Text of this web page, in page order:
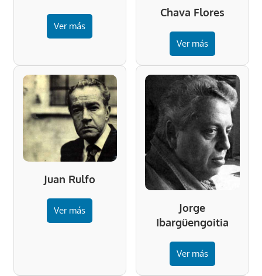
Ver más
Chava Flores
Ver más
Juan Rulfo
Ver más
Jorge
Ibargüengoitia
Ver más